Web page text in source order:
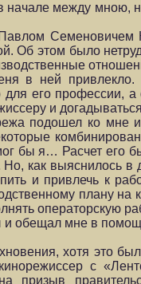
между мною,
Семеновичем
этом было
в ней
его профессии,
и
подошел ко мне
бы я… Расчет его
как выяснилось
и привлечь к
плану
операторскую
обещал мне в
хотя это
с